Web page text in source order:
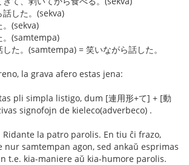
した。(sekva)
。(sekva)
。(samtempa)
た。(samtempa) = 笑いながら話した。
la grava afero estas jena:
pli simpla listigo, dum [連用形+て] + [動
signofojn de kieleco(adverbeco) .
Ridante la patro parolis. En tiu ĉi frazo,
nur samtempan agon, sed ankaŭ esprimas
t.e. kia-maniere aŭ kia-humore parolis.